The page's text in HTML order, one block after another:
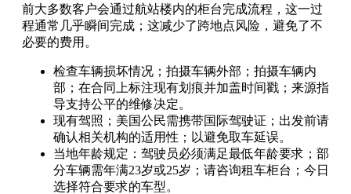
前大多数客户会通过航站楼内的柜台完成流程，这一过
程通常几乎瞬间完成；这减少了跨地点风险，避免了不
必要的费用。
检查车辆损坏情况；拍摄车辆外部；拍摄车辆内
部；在合同上标注现有划痕并加盖时间戳；来源指
导支持公平的维修决定。
现有驾照；美国公民需携带国际驾驶证；出发前请
确认相关机构的适用性；以避免取车延误。
当地年龄规定：驾驶员必须满足最低年龄要求；部
分车辆需年满23岁或25岁；请咨询租车柜台；今日
选择符合要求的车型。